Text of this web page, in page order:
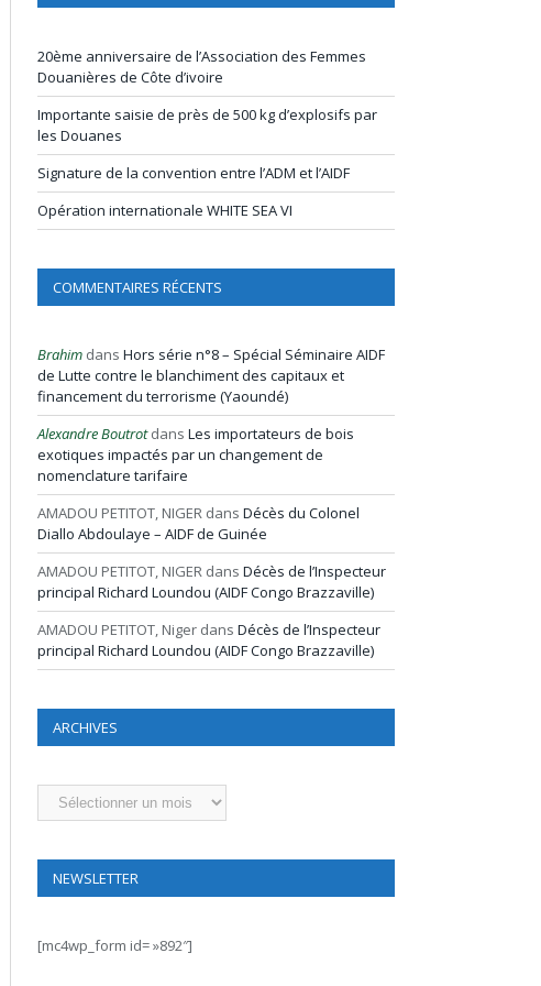
20ème anniversaire de l’Association des Femmes
Douanières de Côte d’ivoire
Importante saisie de près de 500 kg d’explosifs par
les Douanes
Signature de la convention entre l’ADM et l’AIDF
Opération internationale WHITE SEA VI
COMMENTAIRES RÉCENTS
Brahim dans Hors série n°8 – Spécial Séminaire AIDF
de Lutte contre le blanchiment des capitaux et
financement du terrorisme (Yaoundé)
Alexandre Boutrotdans Les importateurs de bois
exotiques impactés par un changement de
nomenclature tarifaire
AMADOU PETITOT, NIGER dans Décès du Colonel
Diallo Abdoulaye – AIDF de Guinée
AMADOU PETITOT, NIGER dans Décès de l’Inspecteur
principal Richard Loundou (AIDF Congo Brazzaville)
AMADOU PETITOT, Niger dans Décès de l’Inspecteur
principal Richard Loundou (AIDF Congo Brazzaville)
ARCHIVES
Archives
NEWSLETTER
[mc4wp_form id= »892″]